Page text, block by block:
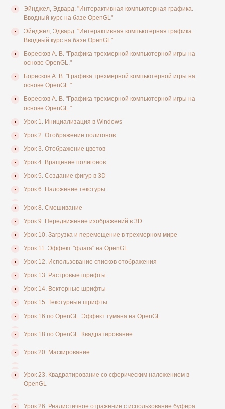
Эйнджел, Эдвард. "Интерактивная компьютерная графика.
Вводный курс на базе OpenGL"
Эйнджел, Эдвард. "Интерактивная компьютерная графика.
Вводный курс на базе OpenGL"
Боресков А. В. "Графика трехмерной компьютерной игры на
основе OpenGL."
Боресков А. В. "Графика трехмерной компьютерной игры на
основе OpenGL."
Боресков А. В. "Графика трехмерной компьютерной игры на
основе OpenGL."
Урок 1. Инициализация в Windows
Урок 2. Отображение полигонов
Урок 3. Отображение цветов
Урок 4. Вращение полигонов
Урок 5. Создание фигур в 3D
Урок 6. Наложение текстуры
Урок 8. Смешивание
Урок 9. Передвижение изображений в 3D
Урок 10. Загрузка и перемещение в трехмерном мире
Урок 11. Эффект "флага" на OpenGL
Урок 12. Использование списков отображения
Урок 13. Растровые шрифты
Урок 14. Векторные шрифты
Урок 15. Текстурные шрифты
Урок 16 по OpenGL. Эффект тумана на OpenGL
Урок 18 по OpenGL. Квадратирование
Урок 20. Маскирование
Урок 23. Квадратирование со сферическим наложением в
OpenGL
Урок 26. Реалистичное отражение с использование буфера